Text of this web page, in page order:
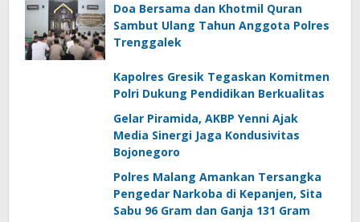
Doa Bersama dan Khotmil Quran
Sambut Ulang Tahun Anggota Polres
Trenggalek
Kapolres Gresik Tegaskan Komitmen
Polri Dukung Pendidikan Berkualitas
Gelar Piramida, AKBP Yenni Ajak
Media Sinergi Jaga Kondusivitas
Bojonegoro
Polres Malang Amankan Tersangka
Pengedar Narkoba di Kepanjen, Sita
Sabu 96 Gram dan Ganja 131 Gram